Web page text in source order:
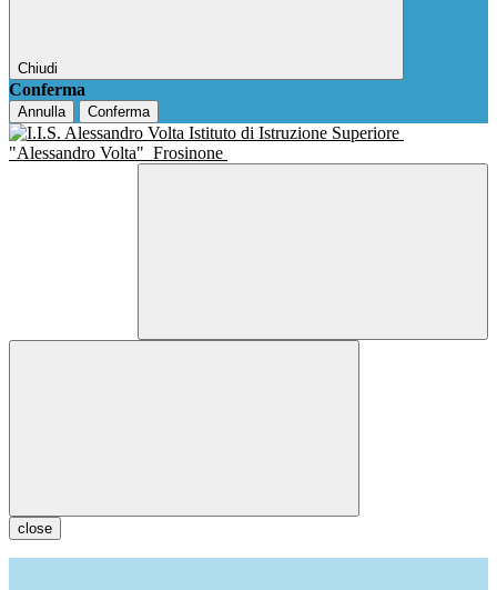
Chiudi
Conferma
Annulla Conferma
Istituto di Istruzione Superiore
"Alessandro Volta" Frosinone
close